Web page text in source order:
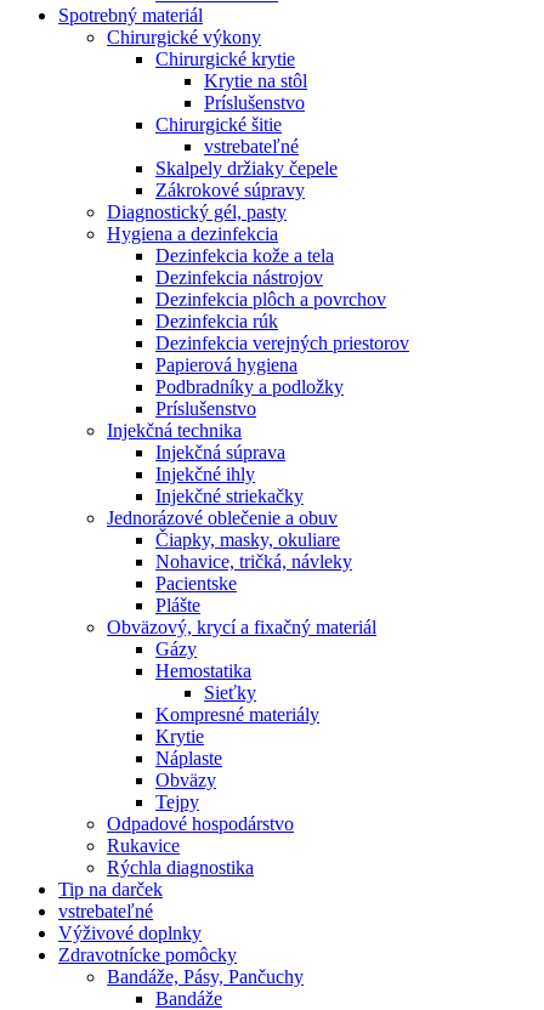
Spotrebný materiál
Chirurgické výkony
Chirurgické krytie
Krytie na stôl
Príslušenstvo
Chirurgické šitie
vstrebateľné
Skalpely držiaky čepele
Zákrokové súpravy
Diagnostický gél, pasty
Hygiena a dezinfekcia
Dezinfekcia kože a tela
Dezinfekcia nástrojov
Dezinfekcia plôch a povrchov
Dezinfekcia rúk
Dezinfekcia verejných priestorov
Papierová hygiena
Podbradníky a podložky
Príslušenstvo
Injekčná technika
Injekčná súprava
Injekčné ihly
Injekčné striekačky
Jednorázové oblečenie a obuv
Čiapky, masky, okuliare
Nohavice, tričká, návleky
Pacientske
Plášte
Obväzový, krycí a fixačný materiál
Gázy
Hemostatika
Sieťky
Kompresné materiály
Krytie
Náplaste
Obväzy
Tejpy
Odpadové hospodárstvo
Rukavice
Rýchla diagnostika
Tip na darček
vstrebateľné
Výživové doplnky
Zdravotnícke pomôcky
Bandáže, Pásy, Pančuchy
Bandáže